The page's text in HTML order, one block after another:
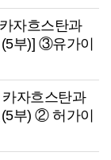
자흐스탄과
부)] ③유가이
카자흐스탄과
부) ② 허가이